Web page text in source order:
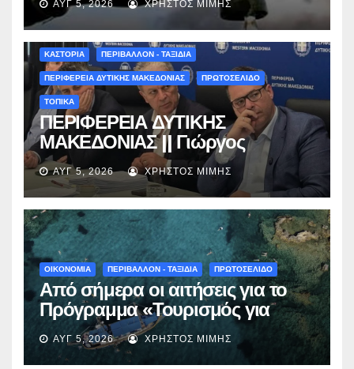
επηρεάζονται την Πέμπτη
ΑΥΓ 5, 2026 ΧΡΉΣΤΟΣ ΜΊΜΗΣ
ΚΑΣΤΟΡΙΑ ΠΕΡΙΒΑΛΛΟΝ - ΤΑΞΙΔΙΑ
ΠΕΡΙΦΕΡΕΙΑ ΔΥΤΙΚΗΣ ΜΑΚΕΔΟΝΙΑΣ ΠΡΩΤΟΣΕΛΙΔΟ
ΤΟΠΙΚΑ
ΠΕΡΙΦΕΡΕΙΑ ΔΥΤΙΚΗΣ
ΜΑΚΕΔΟΝΙΑΣ || Γιώργος
Αμανατίδης για Φράγμα
Νεστορίου: «Η δέσμευσή μας
γίνεται πράξη με εξασφαλισμένη
χρηματοδότηση»
ΑΥΓ 5, 2026 ΧΡΉΣΤΟΣ ΜΊΜΗΣ
ΟΙΚΟΝΟΜΙΑ ΠΕΡΙΒΑΛΛΟΝ - ΤΑΞΙΔΙΑ ΠΡΩΤΟΣΕΛΙΔΟ
Από σήμερα οι αιτήσεις για το
Πρόγραμμα «Τουρισμός για
Όλους 2026-2027» – Πότε λήγει
η προσθεσμία
ΑΥΓ 5, 2026 ΧΡΉΣΤΟΣ ΜΊΜΗΣ